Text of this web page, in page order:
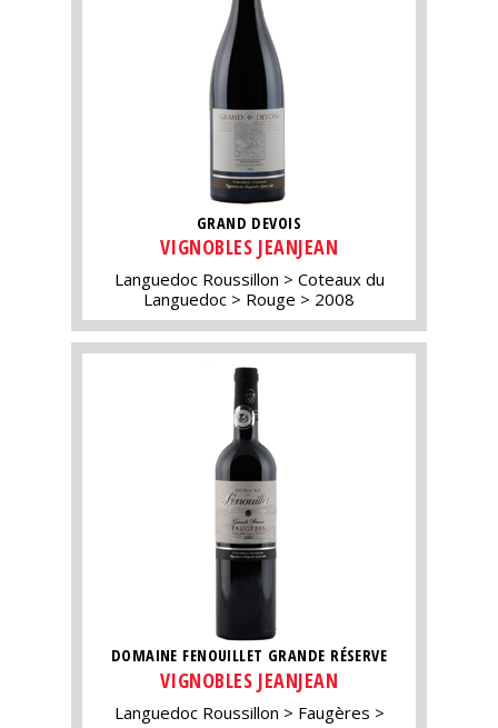
GRAND DEVOIS
VIGNOBLES JEANJEAN
Languedoc Roussillon
Coteaux du
Languedoc
Rouge 2008
DOMAINE FENOUILLET GRANDE RÉSERVE
VIGNOBLES JEANJEAN
Languedoc Roussillon
Faugères